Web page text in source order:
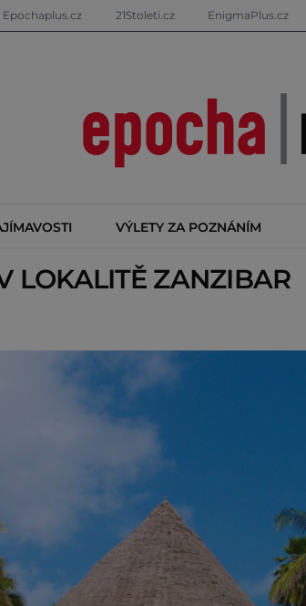
Epochaplus.cz 21Stoleti.cz EnigmaPlus.cz
VÝLETY ZA POZNÁNÍM
LOKALITĚ ZANZIBAR